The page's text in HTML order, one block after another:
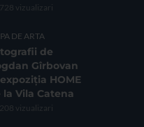
vizualizari
DE ARTA
de
Gîrbovan
HOME
la Vila Catena
vizualizari